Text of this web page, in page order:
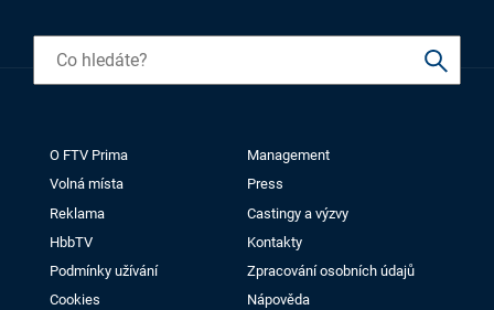
O FTV Prima
Management
Volná místa
Press
Reklama
Castingy a výzvy
HbbTV
Kontakty
Podmínky užívání
Zpracování osobních údajů
Cookies
Nápověda